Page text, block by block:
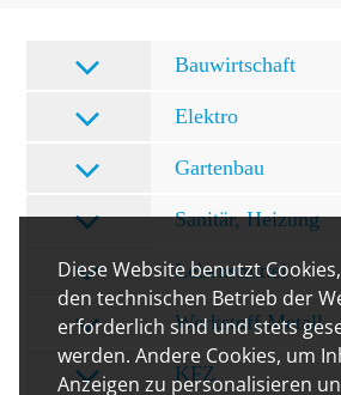
Diese Website benutzt
den technischen Betrieb der
erforderlich sind und stets
werden. Andere Cookies, um
Anzeigen zu personalisieren
Bauwirtschaft
Elektro
Gartenbau
Sanitär, Heizung
Lebensmittel
Werkstoff Metall
KFZ